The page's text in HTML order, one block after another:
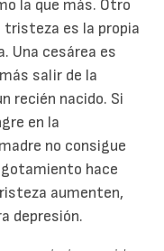
la que más. Otro
es la propia
Una cesárea es
salir de la
recién nacido. Si
en la
no consigue
hace
aumenten,
depresión.